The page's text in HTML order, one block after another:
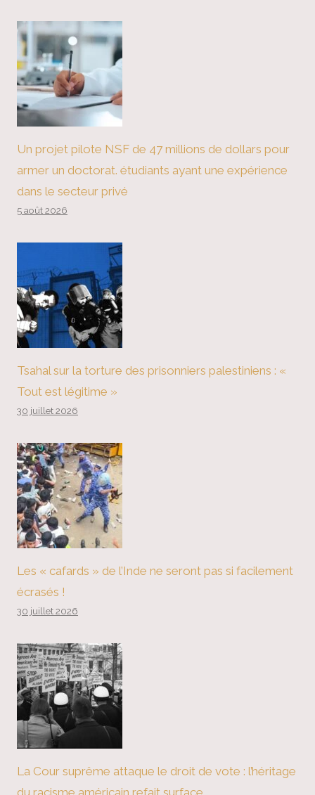
Un projet pilote NSF de 47 millions de dollars pour
armer un doctorat. étudiants ayant une expérience
dans le secteur privé
5 août 2026
Tsahal sur la torture des prisonniers palestiniens : «
Tout est légitime »
30 juillet 2026
Les « cafards » de l’Inde ne seront pas si facilement
écrasés !
30 juillet 2026
La Cour suprême attaque le droit de vote : l’héritage